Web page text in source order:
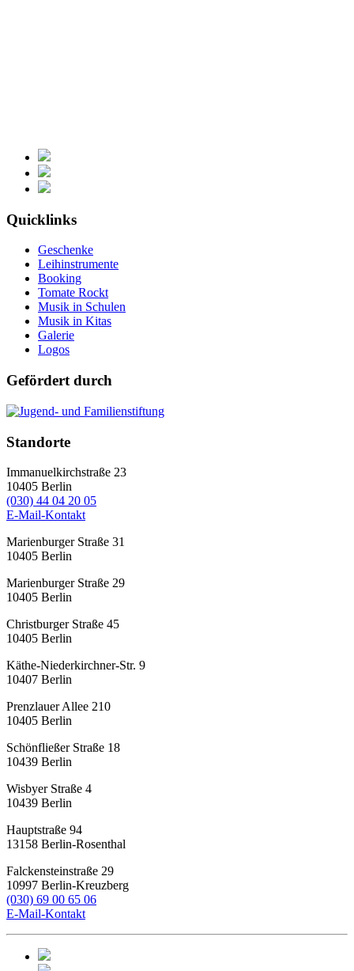
Quicklinks
Geschenke
Leihinstrumente
Booking
Tomate Rockt
Musik in Schulen
Musik in Kitas
Galerie
Logos
Gefördert durch
Standorte
Immanuelkirchstraße 23
10405 Berlin
(030) 44 04 20 05
E-Mail-Kontakt
Marienburger Straße 31
10405 Berlin
Marienburger Straße 29
10405 Berlin
Christburger Straße 45
10405 Berlin
Käthe-Niederkirchner-Str. 9
10407 Berlin
Prenzlauer Allee 210
10405 Berlin
Schönfließer Straße 18
10439 Berlin
Wisbyer Straße 4
10439 Berlin
Hauptstraße 94
13158 Berlin-Rosenthal
Falckensteinstraße 29
10997 Berlin-Kreuzberg
(030) 69 00 65 06
E-Mail-Kontakt